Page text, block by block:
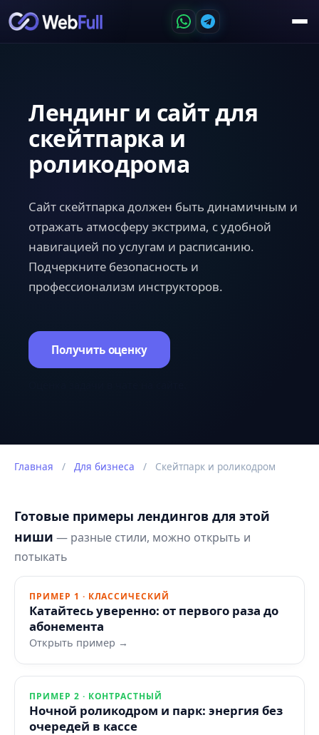
Лендинг и сайт для
скейтпарка и
роликодрома
Сайт скейтпарка должен быть динамичным и
отражать атмосферу экстрима, с удобной
навигацией по услугам и расписанию.
Подчеркните безопасность и
профессионализм инструкторов.
Получить оценку
Главная / Для бизнеса / Скейтпарк и роликодром
Готовые примеры лендингов для этой
ниши — разные стили, можно открыть и
потыкать
ПРИМЕР 1 · КЛАССИЧЕСКИЙ
Катайтесь уверенно: от первого раза до
абонемента
Открыть пример →
ПРИМЕР 2 · КОНТРАСТНЫЙ
Ночной роликодром и парк: энергия без
очередей в кассе